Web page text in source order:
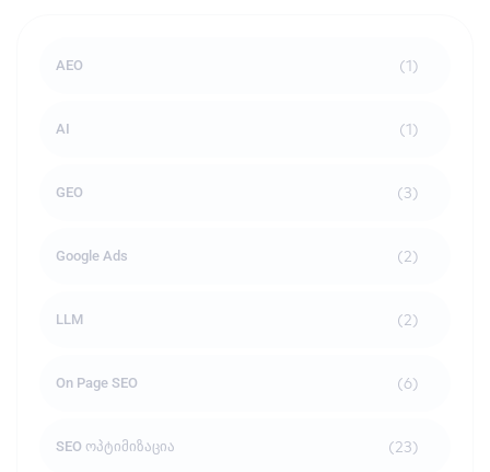
AEO (1)
AI (1)
GEO (3)
Google Ads (2)
LLM (2)
On Page SEO (6)
SEO ოპტიმიზაცია (23)